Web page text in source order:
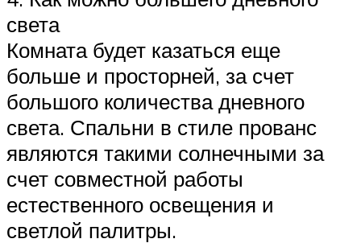
света
Комната будет казаться еще
больше и просторней, за счет
большого количества дневного
света. Спальни в стиле прованс
являются такими солнечными за
счет совместной работы
естественного освещения и
светлой палитры.